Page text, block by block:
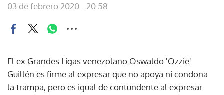
03 de febrero 2020 - 20:58
El ex Grandes Ligas venezolano Oswaldo 'Ozzie'
Guillén es firme al expresar que no apoya ni condona
la trampa, pero es igual de contundente al expresar